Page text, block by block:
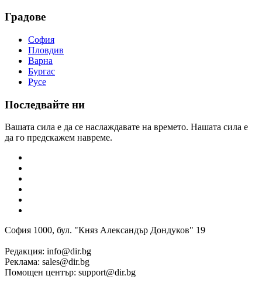
Градове
София
Пловдив
Варна
Бургас
Русе
Последвайте ни
Вашата сила е да се наслаждавате на времето. Нашата сила е
да го предскажем навреме.
София 1000, бул. "Княз Александър Дондуков" 19
Редакция: info@dir.bg
Реклама: sales@dir.bg
Помощен център: support@dir.bg